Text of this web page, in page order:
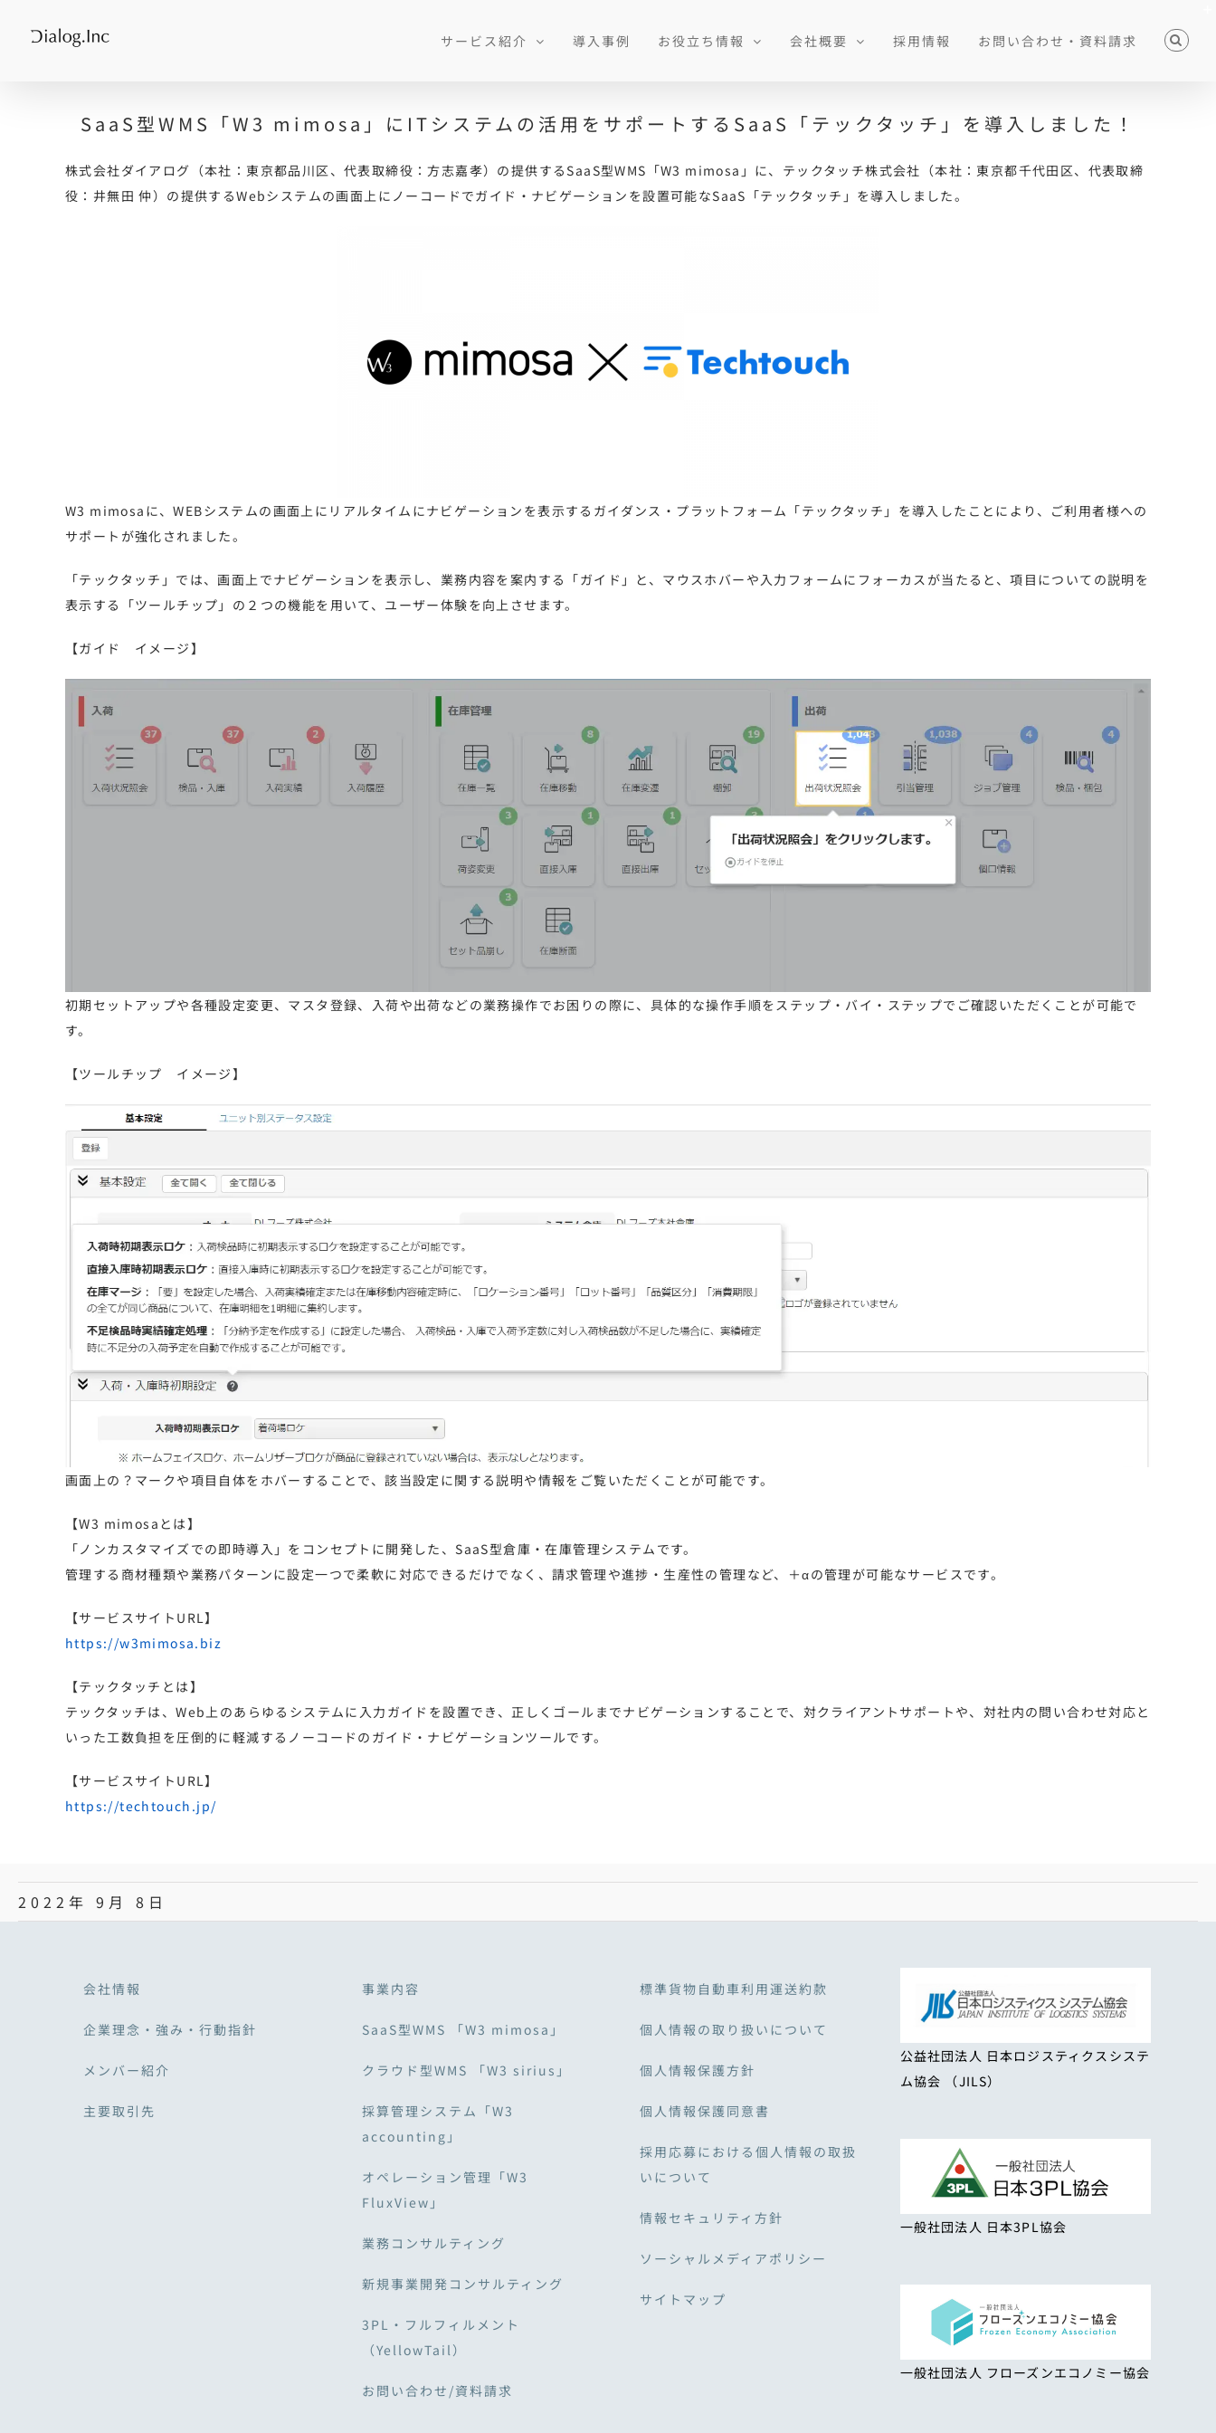
サービス紹介 導入事例 お役立ち情報 会社概要 採用情報 お問い合わせ・資料請求
SaaS型WMS「W3 mimosa」にITシステムの活用をサポートするSaaS「テックタッチ」を導入しました！
株式会社ダイアログ（本社：東京都品川区、代表取締役：方志嘉孝）の提供するSaaS型WMS「W3 mimosa」に、テックタッチ株式会社（本社：東京都千代田区、代表取締
役：井無田 仲）の提供するWebシステムの画面上にノーコードでガイド・ナビゲーションを設置可能なSaaS「テックタッチ」を導入しました。
W3 mimosaに、WEBシステムの画面上にリアルタイムにナビゲーションを表示するガイダンス・プラットフォーム「テックタッチ」を導入したことにより、ご利用者様への
サポートが強化されました。
「テックタッチ」では、画面上でナビゲーションを表示し、業務内容を案内する「ガイド」と、マウスホバーや入力フォームにフォーカスが当たると、項目についての説明を
表示する「ツールチップ」の２つの機能を用いて、ユーザー体験を向上させます。
【ガイド イメージ】
初期セットアップや各種設定変更、マスタ登録、入荷や出荷などの業務操作でお困りの際に、具体的な操作手順をステップ・バイ・ステップでご確認いただくことが可能で
す。
【ツールチップ イメージ】
画面上の？マークや項目自体をホバーすることで、該当設定に関する説明や情報をご覧いただくことが可能です。
【W3 mimosaとは】
「ノンカスタマイズでの即時導入」をコンセプトに開発した、SaaS型倉庫・在庫管理システムです。
管理する商材種類や業務パターンに設定一つで柔軟に対応できるだけでなく、請求管理や進捗・生産性の管理など、＋αの管理が可能なサービスです。
【サービスサイトURL】
https://w3mimosa.biz
【テックタッチとは】
テックタッチは、Web上のあらゆるシステムに入力ガイドを設置でき、正しくゴールまでナビゲーションすることで、対クライアントサポートや、対社内の問い合わせ対応と
いった工数負担を圧倒的に軽減するノーコードのガイド・ナビゲーションツールです。
【サービスサイトURL】
https://techtouch.jp/
2022年 9月 8日
会社情報
企業理念・強み・行動指針
メンバー紹介
主要取引先
事業内容
SaaS型WMS 「W3 mimosa」
クラウド型WMS 「W3 sirius」
採算管理システム「W3
accounting」
オペレーション管理「W3
FluxView」
業務コンサルティング
新規事業開発コンサルティング
3PL・フルフィルメント
（YellowTail）
お問い合わせ/資料請求
標準貨物自動車利用運送約款
個人情報の取り扱いについて
個人情報保護方針
個人情報保護同意書
採用応募における個人情報の取扱
いについて
情報セキュリティ方針
ソーシャルメディアポリシー
サイトマップ
公益社団法人 日本ロジスティクスシステ
ム協会 （JILS）
一般社団法人 日本3PL協会
一般社団法人 フローズンエコノミー協会